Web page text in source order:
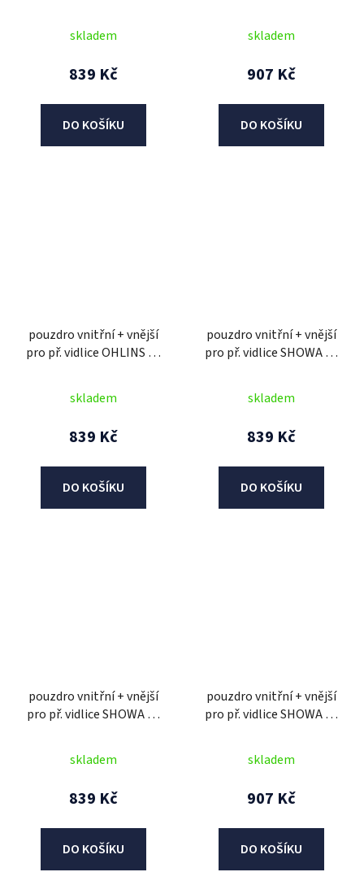
skladem
839 Kč
DO KOŠÍKU
skladem
907 Kč
DO KOŠÍKU
pouzdro vnitřní + vnější
pro př. vidlice OHLINS 43
skladem
839 Kč
DO KOŠÍKU
pouzdro vnitřní + vnější
pro př. vidlice SHOWA 37
skladem
839 Kč
DO KOŠÍKU
pouzdro vnitřní + vnější
pro př. vidlice SHOWA 41
skladem
839 Kč
DO KOŠÍKU
pouzdro vnitřní + vnější
pro př. vidlice SHOWA 41
skladem
907 Kč
DO KOŠÍKU